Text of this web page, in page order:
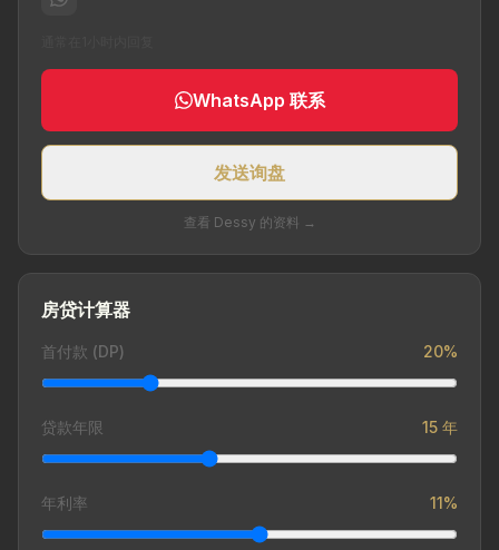
WhatsApp 联系
发送询盘
查看 Dessy 的资料 →
房贷计算器
首付款 (DP) 20%
贷款年限 15 年
年利率 11%